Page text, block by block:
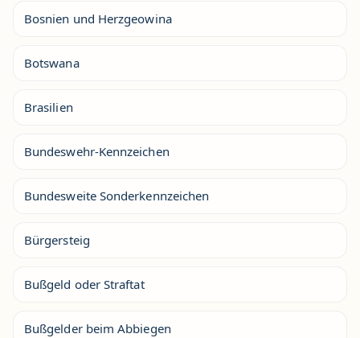
Bosnien und Herzgeowina
Botswana
Brasilien
Bundeswehr-Kennzeichen
Bundesweite Sonderkennzeichen
Bürgersteig
Bußgeld oder Straftat
Bußgelder beim Abbiegen